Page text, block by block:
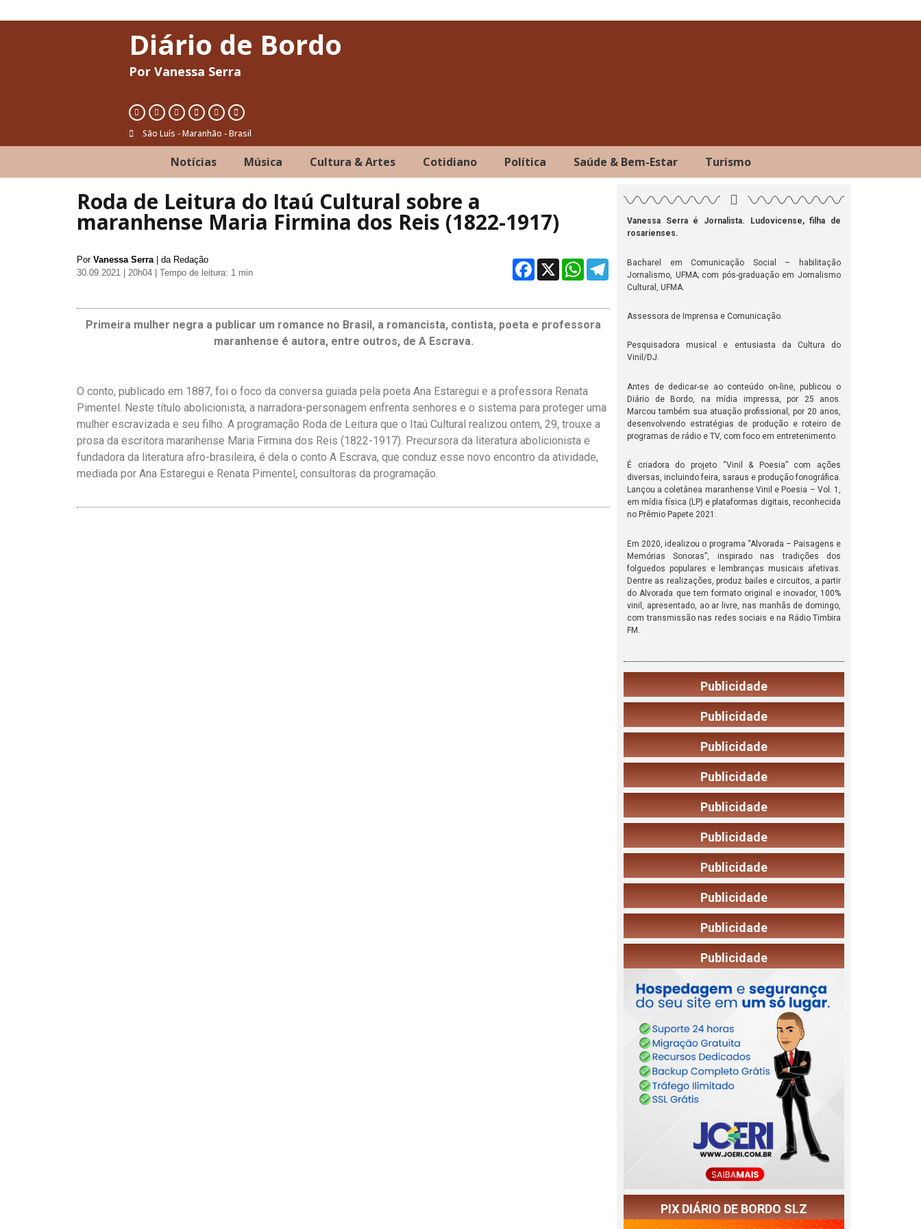
Diário de Bordo
Por Vanessa Serra
São Luís - Maranhão - Brasil
Notícias Música Cultura & Artes Cotidiano Política Saúde & Bem-Estar Turismo
Roda de Leitura do Itaú Cultural sobre a
maranhense Maria Firmina dos Reis (1822-1917)
Por Vanessa Serra| da Redação
30.09.2021 | 20h04
| Tempo de leitura: 1 min Facebook
X WhatsApp
Telegram
Primeira mulher negra a publicar um romance no Brasil, a romancista, contista, poeta e professora
maranhense é autora, entre outros, de A Escrava.
O conto, publicado em 1887, foi o foco da conversa guiada pela poeta Ana Estaregui e a professora Renata
Pimentel. Neste título abolicionista, a narradora-personagem enfrenta senhores e o sistema para proteger uma
mulher escravizada e seu filho. A programação Roda de Leitura que o Itaú Cultural realizou ontem, 29, trouxe a
prosa da escritora maranhense Maria Firmina dos Reis (1822-1917). Precursora da literatura abolicionista e
fundadora da literatura afro-brasileira, é dela o conto A Escrava, que conduz esse novo encontro da atividade,
mediada por Ana Estaregui e Renata Pimentel, consultoras da programação.
Vanessa Serra é Jornalista. Ludovicense, filha de
rosarienses.
Bacharel em Comunicação Social – habilitação
Jornalismo, UFMA; com pós-graduação em Jornalismo
Cultural, UFMA.
Assessora de Imprensa e Comunicação.
Pesquisadora musical e entusiasta da Cultura do
Vinil/DJ.
Antes de dedicar-se ao conteúdo on-line, publicou o
Diário de Bordo, na mídia impressa, por 25 anos.
Marcou também sua atuação profissional, por 20 anos,
desenvolvendo estratégias de produção e roteiro de
programas de rádio e TV, com foco em entretenimento.
É criadora do projeto “Vinil & Poesia” com ações
diversas, incluindo feira, saraus e produção fonográfica.
Lançou a coletânea maranhense Vinil e Poesia – Vol. 1,
em mídia física (LP) e plataformas digitais, reconhecida
no Prêmio Papete 2021.
Em 2020, idealizou o programa “Alvorada – Paisagens e
Memórias Sonoras”, inspirado nas tradições dos
folguedos populares e lembranças musicais afetivas.
Dentre as realizações, produz bailes e circuitos, a partir
do Alvorada que tem formato original e inovador, 100%
vinil, apresentado, ao ar livre, nas manhãs de domingo,
com transmissão nas redes sociais e na Rádio Timbira
FM.
Publicidade
Publicidade
Publicidade
Publicidade
Publicidade
Publicidade
Publicidade
Publicidade
Publicidade
Publicidade
PIX DIÁRIO DE BORDO SLZ